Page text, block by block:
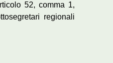
52, comma 1,
regionali